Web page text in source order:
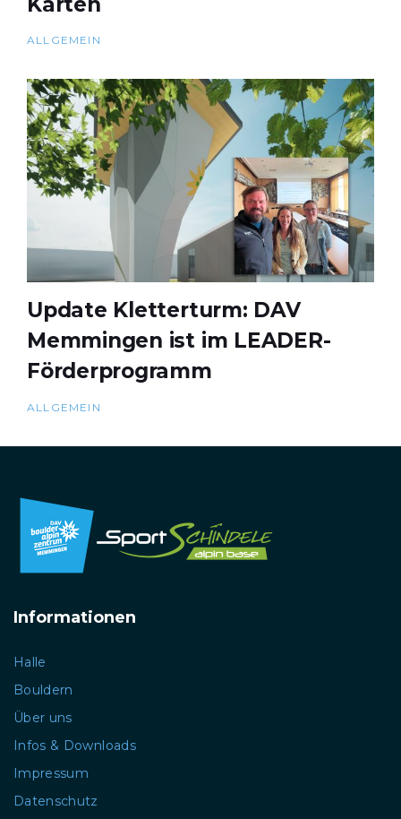
ALLGEMEIN
Update Kletterturm: DAV
Memmingen ist im LEADER-
Förderprogramm
ALLGEMEIN
Informationen
Halle
Bouldern
Über uns
Infos & Downloads
Impressum
Datenschutz